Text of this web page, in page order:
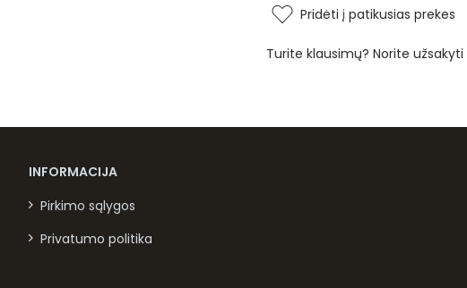
Pridėti į patikusias prekes
Turite klausimų? Norite
INFORMACIJA
Pirkimo sąlygos
Privatumo politika